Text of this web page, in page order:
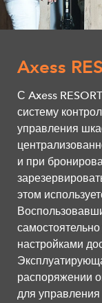
Axess
С Axess
систему
управления
и при
этом
настройками
распоряжении
для